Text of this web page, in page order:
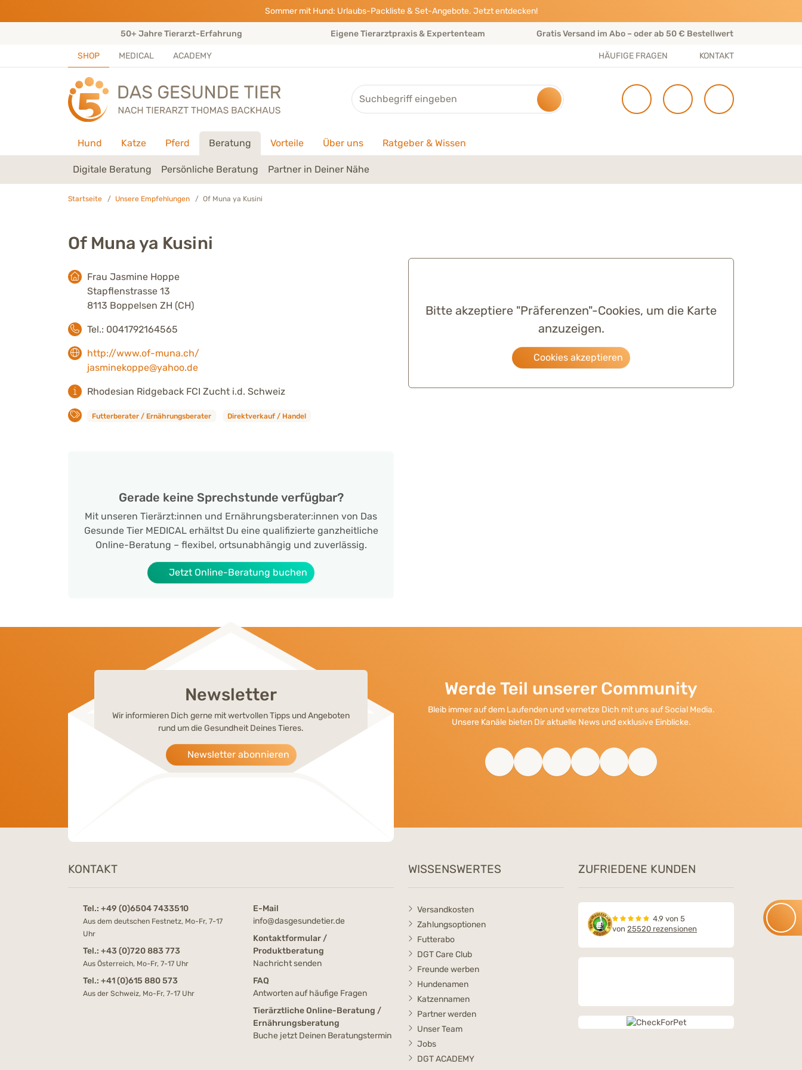
Sommer mit Hund: Urlaubs-Packliste & Set-Angebote. Jetzt entdecken!
50+ Jahre Tierarzt-Erfahrung Eigene Tierarztpraxis & Expertenteam Gratis Versand im Abo – oder ab 50 € Bestellwert
SHOP MEDICAL ACADEMY HÄUFIGE FRAGEN KONTAKT
Suche
Hund Katze Pferd Beratung Vorteile Über uns Ratgeber & Wissen
Digitale Beratung Persönliche Beratung Partner in Deiner Nähe
Startseite Unsere Empfehlungen Of Muna ya Kusini
Of Muna ya Kusini
Frau Jasmine Hoppe
Stapflenstrasse 13
8113 Boppelsen ZH (CH)
Tel.: 0041792164565
http://www.of-muna.ch/
jasminekoppe@yahoo.de
Rhodesian Ridgeback FCI Zucht i.d. Schweiz
Futterberater / Ernährungsberater Direktverkauf / Handel
Gerade keine Sprechstunde verfügbar?
Mit unseren Tierärzt:innen und Ernährungsberater:innen von Das
Gesunde Tier MEDICAL erhältst Du eine qualifizierte ganzheitliche
Online-Beratung – flexibel, ortsunabhängig und zuverlässig.
Jetzt Online-Beratung buchen
Bitte akzeptiere "Präferenzen"-Cookies, um die Karte
anzuzeigen.
Cookies akzeptieren
Newsletter
Wir informieren Dich gerne mit wertvollen Tipps und Angeboten
rund um die Gesundheit Deines Tieres.
Newsletter abonnieren
Werde Teil unserer Community
Bleib immer auf dem Laufenden und vernetze Dich mit uns auf Social Media.
Unsere Kanäle bieten Dir aktuelle News und exklusive Einblicke.
KONTAKT
Tel.: +49 (0)6504 7433510
Aus dem deutschen Festnetz, Mo-Fr, 7-17
Uhr
Tel.: +43 (0)720 883 773
Aus Österreich, Mo-Fr, 7-17 Uhr
Tel.: +41 (0)615 880 573
Aus der Schweiz, Mo-Fr, 7-17 Uhr
E-Mail
info@dasgesundetier.de
Kontaktformular /
Produktberatung
Nachricht senden
FAQ
Antworten auf häufige Fragen
Tierärztliche Online-Beratung /
Ernährungsberatung
Buche jetzt Deinen Beratungstermin
WISSENSWERTES
Versandkosten
Zahlungsoptionen
Futterabo
DGT Care Club
Freunde werben
Hundenamen
Katzennamen
Partner werden
Unser Team
Jobs
DGT ACADEMY
ZUFRIEDENE KUNDEN
4.9 von 5
von 25520 rezensionen